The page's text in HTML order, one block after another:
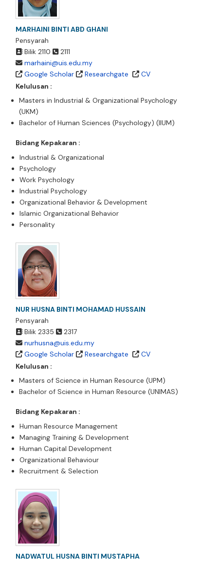
MARHAINI BINTI ABD GHANI
Pensyarah
Bilik 2110
2111
marhaini@uis.edu.my
Google Scholar
Researchgate
CV
Kelulusan :
Masters in Industrial & Organizational Psychology
(UKM)
Bachelor of Human Sciences (Psychology) (IIUM)
Bidang Kepakaran :
Industrial & Organizational
Psychology
Work Psychology
Industrial Psychology
Organizational Behavior & Development
Islamic Organizational Behavior
Personality
NUR HUSNA BINTI MOHAMAD HUSSAIN
Pensyarah
Bilik 2335
2317
nurhusna@uis.edu.my
Google Scholar
Researchgate
CV
Kelulusan :
Masters of Science in Human Resource (UPM)
Bachelor of Science in Human Resource (UNIMAS)
Bidang Kepakaran :
Human Resource Management
Managing Training & Development
Human Capital Development
Organizational Behaviour
Recruitment & Selection
NADWATUL HUSNA BINTI MUSTAPHA